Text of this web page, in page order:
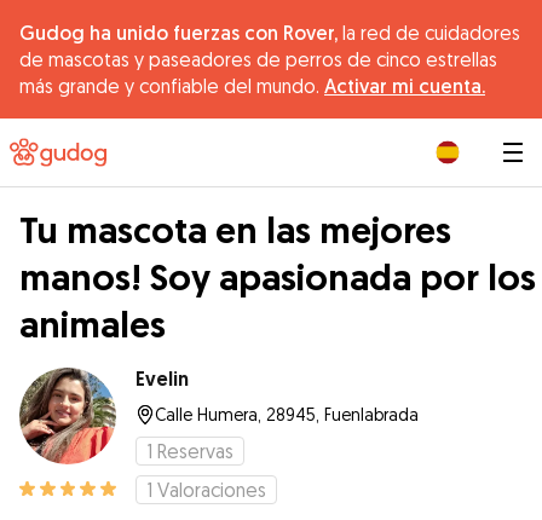
Gudog ha unido fuerzas con Rover, la red de cuidadores
de mascotas y paseadores de perros de cinco estrellas
más grande y confiable del mundo. Activar mi cuenta.
Tu mascota en las mejores
manos! Soy apasionada por los
animales
Evelin
Calle Humera, 28945, Fuenlabrada
1 Reservas
1 Valoraciones